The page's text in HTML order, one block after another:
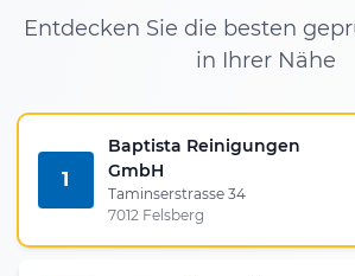
Entdecken Sie die besten
in Ihrer Nähe
1
Baptista Reinigungen
GmbH
Taminserstrasse 34
7012 Felsberg